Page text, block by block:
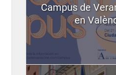
Campus de
en